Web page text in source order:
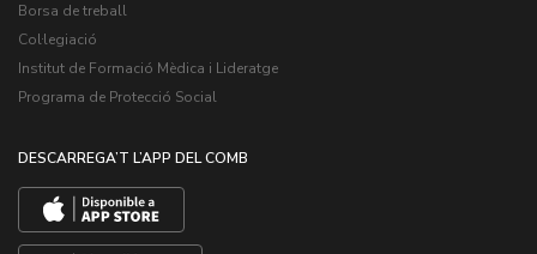
Borsa de treball
Col·legiació
Institut de Formació Mèdica i Lideratge
Programa de Protecció Social
DESCARREGA’T L’APP DEL COMB